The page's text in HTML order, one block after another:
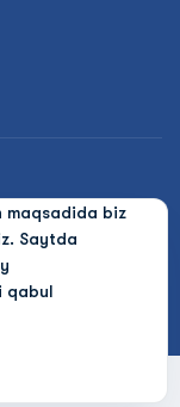
maqsadida biz
Saytda
qabul